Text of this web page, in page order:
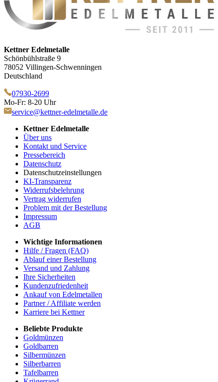
Kettner Edelmetalle
Schönbühlstraße 9
78052 Villingen-Schwenningen
Deutschland
07930-2699
Mo-Fr: 8-20 Uhr
service@kettner-edelmetalle.de
Kettner Edelmetalle
Über uns
Kontakt und Service
Pressebereich
Datenschutz
Datenschutzeinstellungen
KI-Transparenz
Widerrufsbelehrung
Vertrag widerrufen
Problem mit der Bestellung
Impressum
AGB
Wichtige Informationen
Hilfe / Fragen (FAQ)
Ablauf einer Bestellung
Versand und Zahlung
Ihre Sicherheiten
Kundenzufriedenheit
Ankauf von Edelmetallen
Partner / Affiliate werden
Karriere bei Kettner
Beliebte Produkte
Goldmünzen
Goldbarren
Silbermünzen
Silberbarren
Tafelbarren